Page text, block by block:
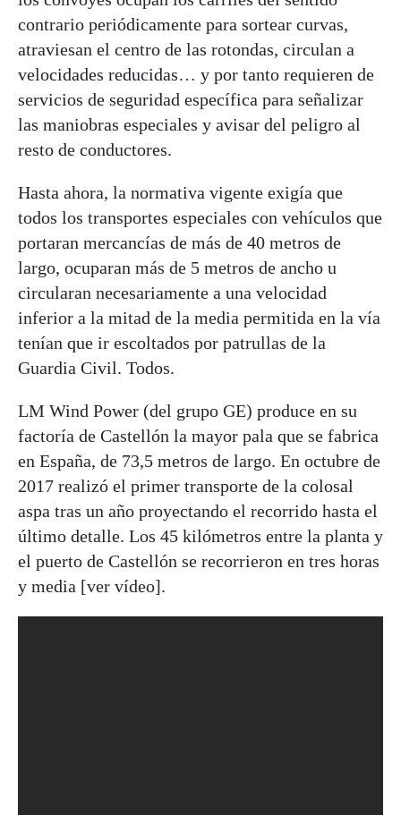
contrario periódicamente para sortear curvas,
atraviesan el centro de las rotondas, circulan a
velocidades reducidas… y por tanto requieren de
servicios de seguridad específica para señalizar
las maniobras especiales y avisar del peligro al
resto de conductores.
Hasta ahora, la normativa vigente exigía que
todos los transportes especiales con vehículos que
portaran mercancías de más de 40 metros de
largo, ocuparan más de 5 metros de ancho u
circularan necesariamente a una velocidad
inferior a la mitad de la media permitida en la vía
tenían que ir escoltados por patrullas de la
Guardia Civil. Todos.
LM Wind Power (del grupo GE) produce en su
factoría de Castellón la mayor pala que se fabrica
en España, de 73,5 metros de largo. En octubre de
2017 realizó el primer transporte de la colosal
aspa tras un año proyectando el recorrido hasta el
último detalle. Los 45 kilómetros entre la planta y
el puerto de Castellón se recorrieron en tres horas
y media [ver vídeo].